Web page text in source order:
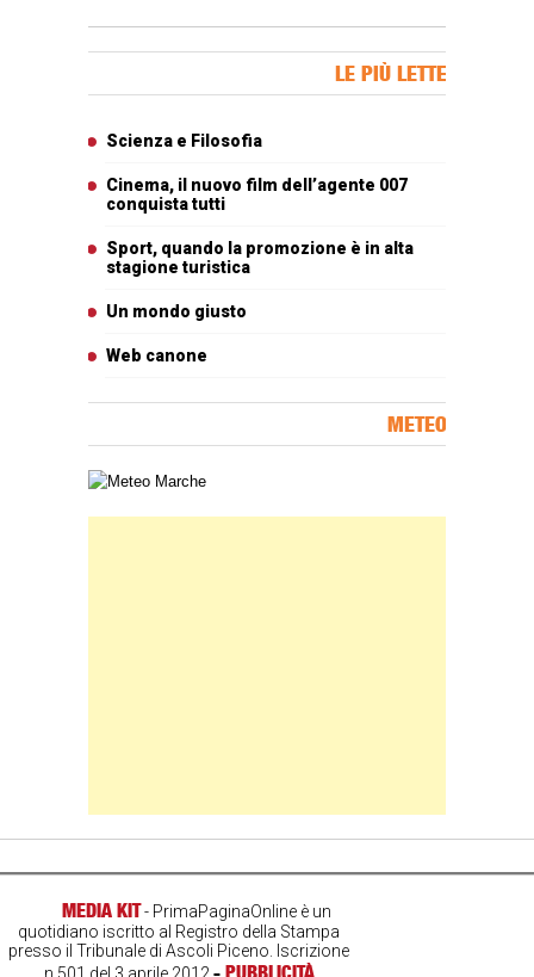
LE PIÙ LETTE
Scienza e Filosofia
Cinema, il nuovo film dell’agente 007
conquista tutti
Sport, quando la promozione è in alta
stagione turistica
Un mondo giusto
Web canone
METEO
Carta meteorologica delle Marche
MEDIA KIT- PrimaPaginaOnline è un
quotidiano iscritto al Registro della Stampa
presso il Tribunale di Ascoli Piceno. Iscrizione